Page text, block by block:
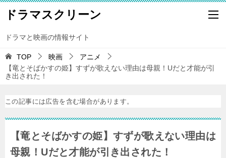
ドラマスクリーン
ドラマと映画の情報サイト
TOP 映画
アニメ
【竜とそばかすの姫】すずが歌えない理由は母親！Uだと才能が引
き出された！
この記事には広告を含む場合があります。
【竜とそばかすの姫】すずが歌えない理由は
母親！Uだと才能が引き出された！